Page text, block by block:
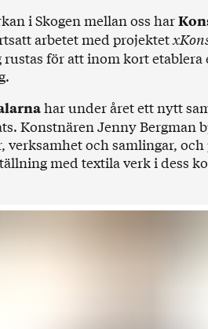
i Skogen mellan oss har
arbetet med projektet
för att inom kort etablera
har under året ett nytt
KonstnärenJenny Bergman
verksamhet och samlingar,
med textila verk i dess